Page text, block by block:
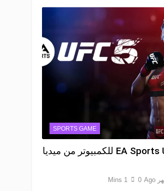
SPORTS GAME
تحميل لعبة EA Sports UFC 5 للكمبيوتر من ميديا
0
1 Mins